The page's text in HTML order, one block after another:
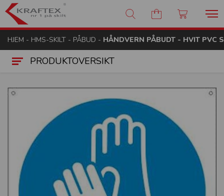
Kraftex - nr 1 på skilt
HJEM - HMS-SKILT - PÅBUD - HÅNDVERN PÅBUDT - HVIT PVC
PRODUKTOVERSIKT